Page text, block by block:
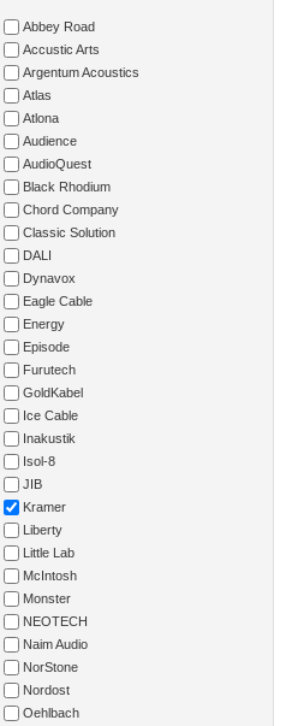
Abbey Road
Accustic Arts
Argentum Acoustics
Atlas
Atlona
Audience
AudioQuest
Black Rhodium
Chord Company
Classic Solution
DALI
Dynavox
Eagle Cable
Energy
Episode
Furutech
GoldKabel
Ice Cable
Inakustik
Isol-8
JIB
Kramer
Liberty
Little Lab
McIntosh
Monster
NEOTECH
Naim Audio
NorStone
Nordost
Oehlbach